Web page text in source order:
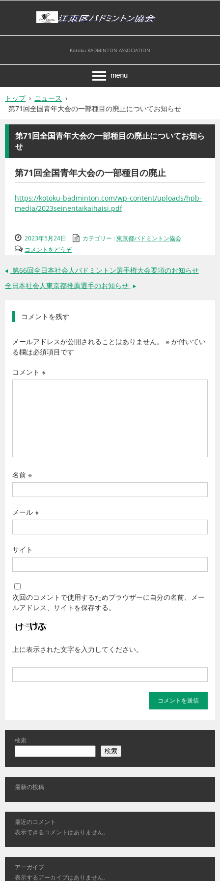
Kotoku BADMINTON ASSOCIATION
トップ › ニュース ›
第71回全国青年大会の一部種目の廃止についてお知らせ
第71回全国青年大会の一部種目の廃止についてお知ら
せ
第71回全国青年大会の一部種目の廃止
https://kotoku-badminton.com/wp-content/uploads/hpb-
media/2023seinentaikaihaisi.pdf
2023年5月24日 カテゴリー :東京都バドミントン協会
コメントをどうぞ
第66回全日本社会人バドミントン選手権大会要項のお知らせ
全日本社会人東京都推薦選手のお知らせ
コメントを残す
メールアドレスが公開されることはありません。 ※ が付いてい
る欄は必須項目です
コメント ※
名前 ※
メール ※
サイト
次回のコメントで使用するためブラウザーに自分の名前、メー
ルアドレス、サイトを保存する。
上に表示された文字を入力してください。
検索
検索
最新の投稿
最近のコメント
表示できるコメントはありません。
アーガイブ
表示するアーカイブはありません。